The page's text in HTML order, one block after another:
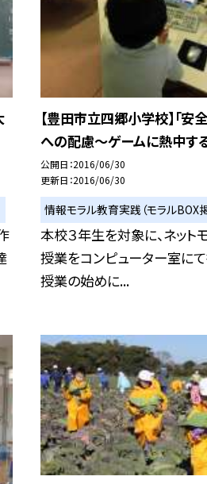
【豊田市立四郷小学校】「安
への配慮〜ゲームに熱中する
公開日 2016/06/30
更新日 2016/06/30
情報モラル教育実践（モラルBOX
本校３年生を対象に、ネット
授業をコンピューター室にて
授業の始めに...